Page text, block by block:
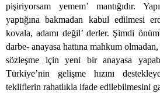
pişiriyorsam yemem’ mantığıdır.
yaptığına bakmadan kabul edilmesi
kovala, adamı değil’ derler. Şimdi
darbe- anayasa hattına mahkum
sözleşme için yeni bir anayasa
Türkiye’nin gelişme hızını
tekliflerin rahatlıkla ifade edilebilmesini